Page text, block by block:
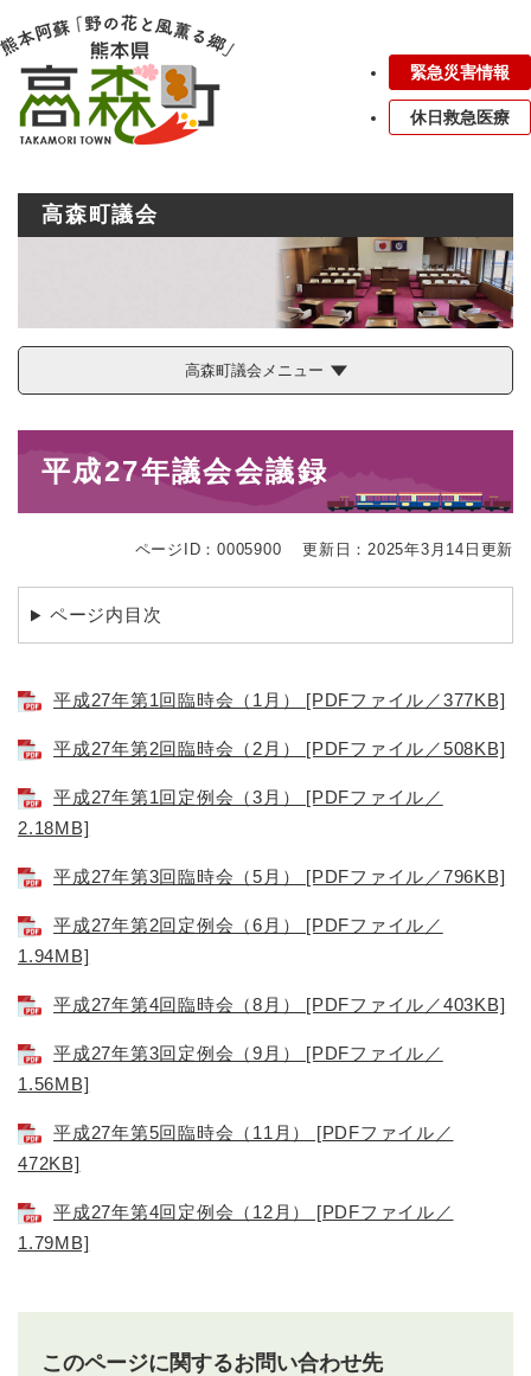
ー
ジ
メニューを飛ばして本文へ
緊急災害情報
休日救急医療
高森町議会
高森町議会メニュー
平成27年議会会議録
ページID：0005900 更新日：2025年3月14日更新
ページ内目次
平成27年第1回臨時会（1月） [PDFファイル／377KB]
平成27年第2回臨時会（2月） [PDFファイル／508KB]
平成27年第1回定例会（3月） [PDFファイル／
2.18MB]
平成27年第3回臨時会（5月） [PDFファイル／796KB]
平成27年第2回定例会（6月） [PDFファイル／
1.94MB]
平成27年第4回臨時会（8月） [PDFファイル／403KB]
平成27年第3回定例会（9月） [PDFファイル／
1.56MB]
平成27年第5回臨時会（11月） [PDFファイル／
472KB]
平成27年第4回定例会（12月） [PDFファイル／
1.79MB]
このページに関するお問い合わせ先